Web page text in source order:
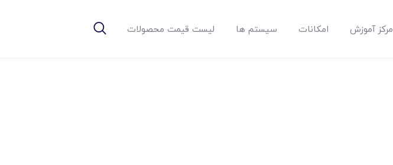
مرکز آموزش امکانات سیستم ها لیست قیمت محصولات